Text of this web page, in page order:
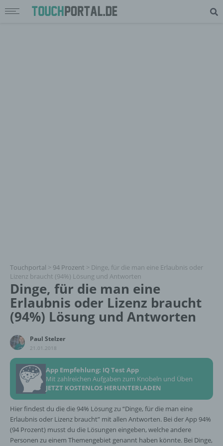
Touchportal > 94 Prozent > Dinge, für die man eine Erlaubnis oder
Lizenz braucht (94%) Lösung und Antworten
Dinge, für die man eine
Erlaubnis oder Lizenz braucht
(94%) Lösung und Antworten
Paul Stelzer
21.01.2018
App Empfehlung: IQ Test App
Mit zahlreichen Aufgaben zum Knobeln und Üben
JETZT KOSTENLOS HERUNTERLADEN
Hier findest du die die 94% Lösung zu “Dinge, für die man eine
Erlaubnis oder Lizenz braucht” mit allen Antworten. Bei der App 94%
(94 Prozent) musst du die Lösungen eingeben, welche andere
Personen zu einem Themengebiet genannt haben könnte. Bei Dinge,